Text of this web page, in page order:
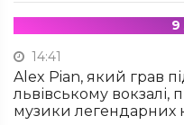
14:41
Alex Pian, який грав
львівському вокзалі,
музики легендарних